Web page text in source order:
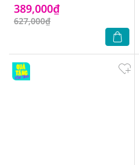
389,000₫
627,000₫